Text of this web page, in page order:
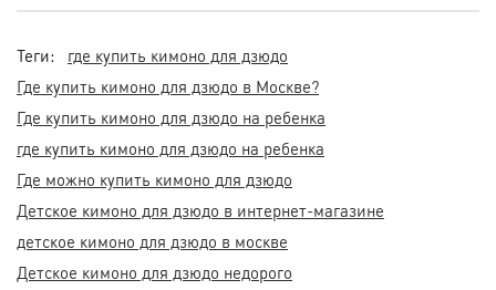
Теги:
где купить кимоно для дзюдо
Где купить кимоно для дзюдо в Москве?
Где купить кимоно для дзюдо на ребенка
где купить кимоно для дзюдо на ребенка
Где можно купить кимоно для дзюдо
Детское кимоно для дзюдо в интернет-магазине
детское кимоно для дзюдо в москве
Детское кимоно для дзюдо недорого